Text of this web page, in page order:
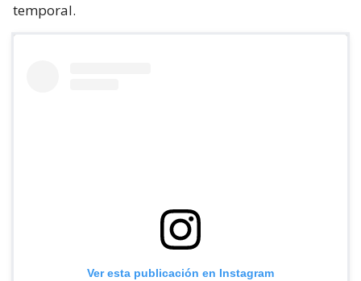
temporal.
Ver esta publicación en Instagram